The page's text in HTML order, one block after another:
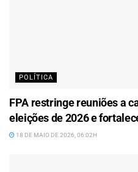
POLÍTICA
FPA restringe reuniões a
eleições de 2026 e
18 DE MAIO DE 2026, 06:02H